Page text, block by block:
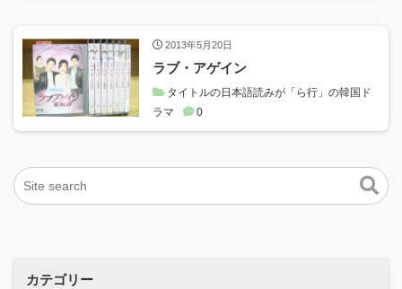
2013年5月20日
ラブ・アゲイン
タイトルの日本語読みが「ら行」の韓国ド
ラマ
0
カテゴリー